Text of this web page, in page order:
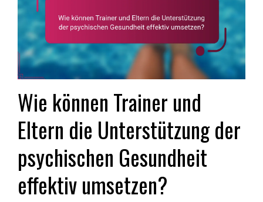
Wie können Trainer und
Eltern die Unterstützung der
psychischen Gesundheit
effektiv umsetzen?